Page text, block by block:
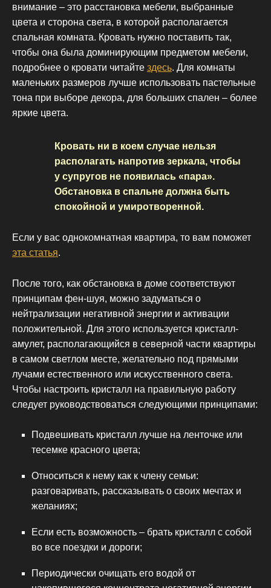
внимание – это расстановка мебели, выбранные
цвета и сторона света, в которой располагается
спальная комната. Кровать нужно поставить так,
чтобы она была доминирующим предметом мебели,
подробнее о кровати читайте здесь. Для комнаты
маленьких размеров лучше использовать пастельные
тона при выборе декора, для больших спален – более
яркие цвета.
Кровать ни в коем случае нельзя
располагать напротив зеркала, чтобы
у супругов не появилась «пара».
Обстановка в спальне должна быть
спокойной и умиротворенной.
Если у вас однокомнатная квартира, то вам поможет
эта статья.
После того, как обстановка в доме соответствуют
принципам фен-шуя, можно задуматься о
нейтрализации негативной энергии и активации
положительной. Для этого используется кристалл-
амулет, располагающийся в северной части квартиры
в самом светлом месте, желательно под прямыми
лучами естественного или искусственного света.
Чтобы настроить кристалл на правильную работу
следует руководствоваться следующими принципами:
Подвешивать кристалл лучше на ленточке или
тесемке красного цвета;
Относиться к нему как к члену семьи:
разговаривать, рассказывать о своих мечтах и
желаниях;
Если есть возможность – брать кристалл с собой
во все поездки и дороги;
Периодически очищать его водой от